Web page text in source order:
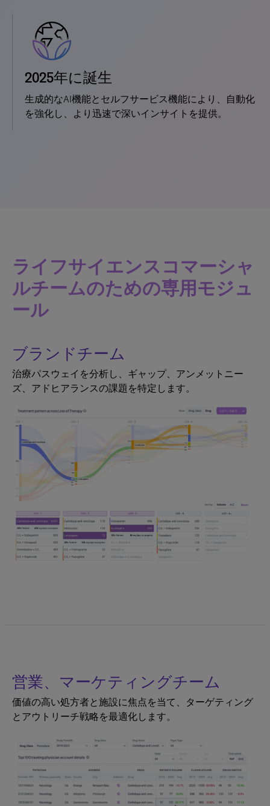
2025年に誕生
生成的なAI機能とセルフサービス機能により、自動化
を強化し、より迅速で深いインサイトを提供。
ライフサイエンスコマーシャ
ルチームのための専用モジュ
ール
ブランドチーム
治療パスウェイを分析し、ギャップ、アンメットニー
ズ、アドヒアランスの課題を特定します。
営業、マーケティングチーム
価値の高い処方者と施設に焦点を当て、ターゲティング
とアウトリーチ戦略を最適化します。